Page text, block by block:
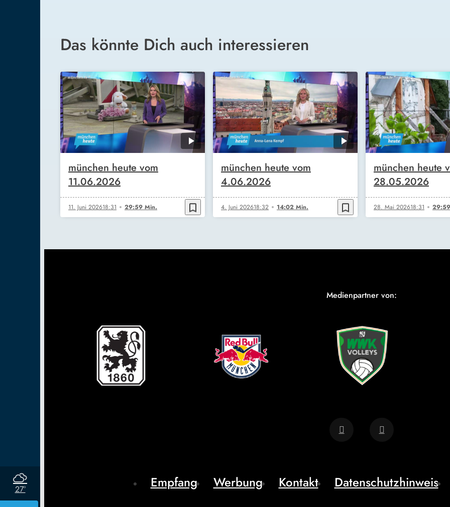
27°
Das könnte Dich auch interessieren
münchen heute vom
11.06.2026
11. Juni 202618:31 29:59 Min. bookmark_border
münchen heute vom
4.06.2026
4. Juni 202618:32 14:02 Min. bookmark_border
münchen heute
28.05.2026
28. Mai 202618:31
Medienpartner von:
Empfang Werbung Kontakt Datenschutzhinweis